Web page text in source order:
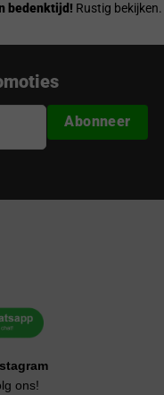
bedenktijd! Rustig bekijken.
Abonneer
ons!